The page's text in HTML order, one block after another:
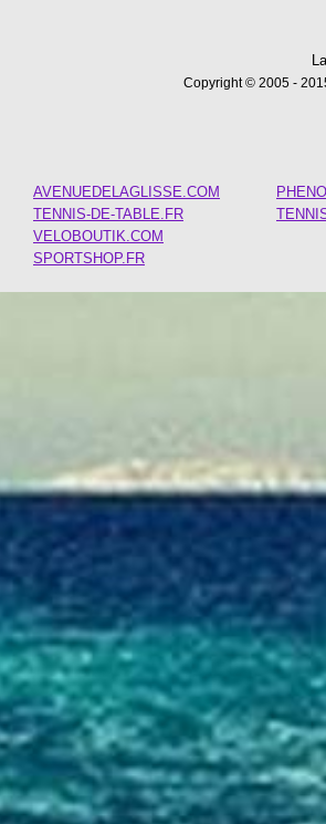
Copyright © 2005 -
AVENUEDELAGLISSE.COM
TENNIS-DE-TABLE.FR
VELOBOUTIK.COM
SPORTSHOP.FR